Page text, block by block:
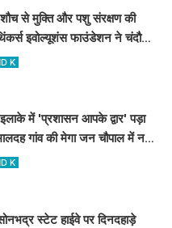
से मुक्ति और पशु संरक्षण की
इवोल्यूशंस फाउंडेशन ने चंदौली
चलाया अभियान
K
में 'प्रशासन आपके द्वार' पड़ा
गांव की मेगा जन चौपाल में नहीं
अफसर
K
स्टेट हाईवे पर दिनदहाड़े